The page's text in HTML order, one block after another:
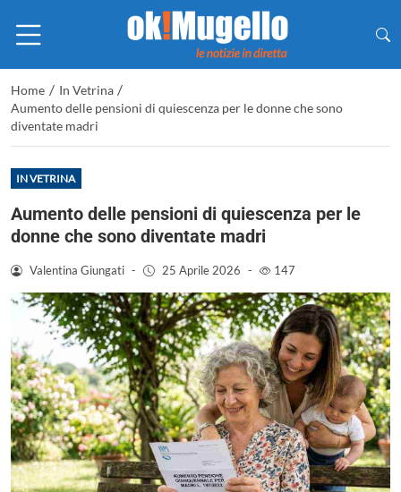
Home / In Vetrina /
Aumento delle pensioni di quiescenza per le donne che sono
diventate madri
IN VETRINA
Aumento delle pensioni di quiescenza per le
donne che sono diventate madri
Valentina Giungati - 25 Aprile 2026 - 147